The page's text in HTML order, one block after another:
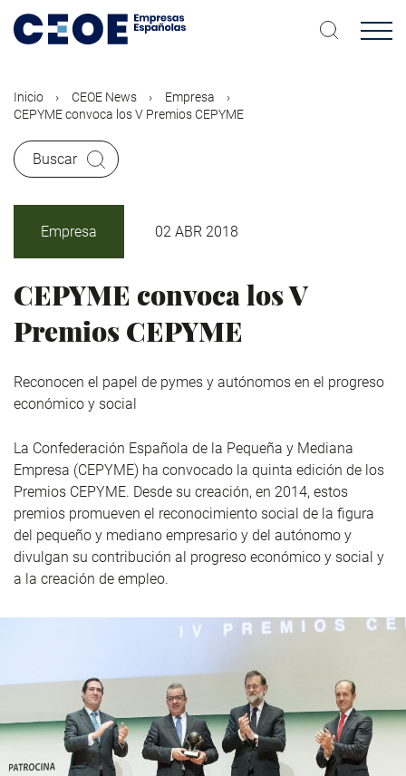
contenido
Inicio CEOE News
Empresa
CEPYME convoca los V Premios CEPYME
Buscar
Empresa 02 ABR 2018
CEPYME convoca los V
Premios CEPYME
Reconocen el papel de pymes y autónomos en el progreso
económico y social
La Confederación Española de la Pequeña y Mediana
Empresa (CEPYME) ha convocado la quinta edición de los
Premios CEPYME. Desde su creación, en 2014, estos
premios promueven el reconocimiento social de la figura
del pequeño y mediano empresario y del autónomo y
divulgan su contribución al progreso económico y social y
a la creación de empleo.